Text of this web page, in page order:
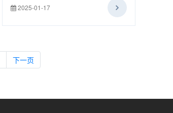
2025-01-17
下一页